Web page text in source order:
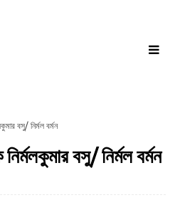
বসু/ নির্মল বর্মন
বসু/ নির্মল বর্মন